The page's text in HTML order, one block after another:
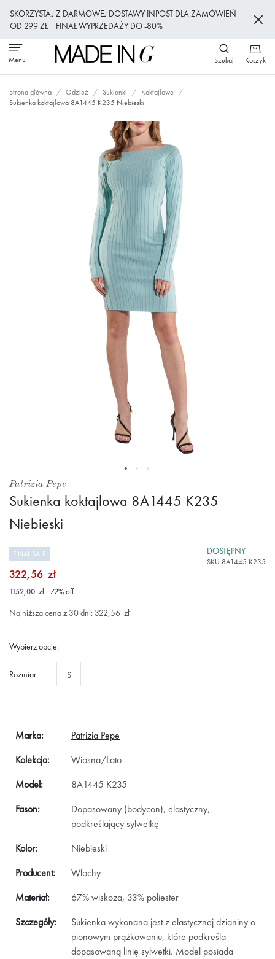
SKORZYSTAJ Z DARMOWEJ DOSTAWY INPOST DLA ZAMÓWIEŃ
OD 299 ZŁ | FINAŁ WYPRZEDAŻY DO -80%
do
treści
Menu Szukaj Koszyk
Strona główna Odzież Sukienki
Koktajlowe
Sukienka koktajlowa 8A1445 K235 Niebieski
Przejdź
na
początek
galerii
Patrizia Pepe
Sukienka koktajlowa 8A1445 K235
Niebieski
FINAL SALE DOSTĘPNY
SKU 8A1445 K235
322,56 zł
1152,00 zł 72%off
Najniższa cena z 30 dni: 322,56 zł
Wybierz opcje:
Rozmiar S
Marka:
Patrizia Pepe
Kolekcja:
Wiosna/Lato
Model:
8A1445 K235
Fason:
Dopasowany (bodycon), elastyczny,
podkreślający sylwetkę
Kolor:
Niebieski
Producent:
Włochy
Materiał:
67% wiskoza, 33% poliester
Szczegóły:
Sukienka wykonana jest z elastycznej dzianiny o
pionowym prążkowaniu, które podkreśla
dopasowaną linię sylwetki. Model posiada